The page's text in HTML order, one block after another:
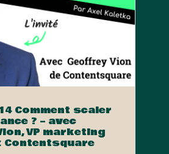
Comment scaler
? – avec
VP marketing
Contentsquare